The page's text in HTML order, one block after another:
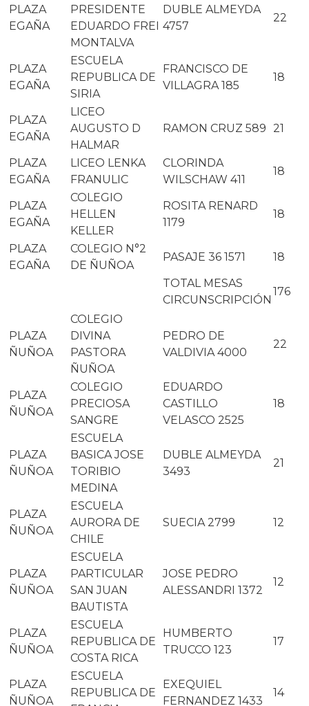
PLAZA
EGAÑA
PRESIDENTE
EDUARDO FREI
MONTALVA
DUBLE ALMEYDA
4757
22
PLAZA
EGAÑA
ESCUELA
REPUBLICA DE
SIRIA
FRANCISCO DE
VILLAGRA 185
18
PLAZA
EGAÑA
LICEO
AUGUSTO D
HALMAR
RAMON CRUZ 589 21
PLAZA
EGAÑA
LICEO LENKA
FRANULIC
CLORINDA
WILSCHAW 411
18
PLAZA
EGAÑA
COLEGIO
HELLEN
KELLER
ROSITA RENARD
1179
18
PLAZA
EGAÑA
COLEGIO N°2
DE ÑUÑOA
PASAJE 36 1571
18
TOTAL MESAS
CIRCUNSCRIPCIÓN
176
PLAZA
ÑUÑOA
COLEGIO
DIVINA
PASTORA
ÑUÑOA
PEDRO DE
VALDIVIA 4000
22
PLAZA
ÑUÑOA
COLEGIO
PRECIOSA
SANGRE
EDUARDO
CASTILLO
VELASCO 2525
18
PLAZA
ÑUÑOA
ESCUELA
BASICA JOSE
TORIBIO
MEDINA
DUBLE ALMEYDA
3493
21
PLAZA
ÑUÑOA
ESCUELA
AURORA DE
CHILE
SUECIA 2799 12
PLAZA
ÑUÑOA
ESCUELA
PARTICULAR
SAN JUAN
BAUTISTA
JOSE PEDRO
ALESSANDRI 1372
12
PLAZA
ÑUÑOA
ESCUELA
REPUBLICA DE
COSTA RICA
HUMBERTO
TRUCCO 123
17
PLAZA
ÑUÑOA
ESCUELA
REPUBLICA DE
EXEQUIEL
FERNANDEZ 1433
14